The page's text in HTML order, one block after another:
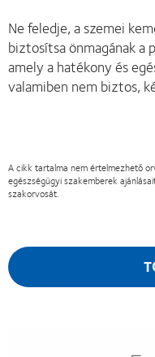
Ne feledje, a szemei
biztosítsa önmagának a
amely a hatékony és
valamiben nem biztos,
A cikk tartalma nem értelmezhető
egészségügyi szakemberek
szakorvosát.